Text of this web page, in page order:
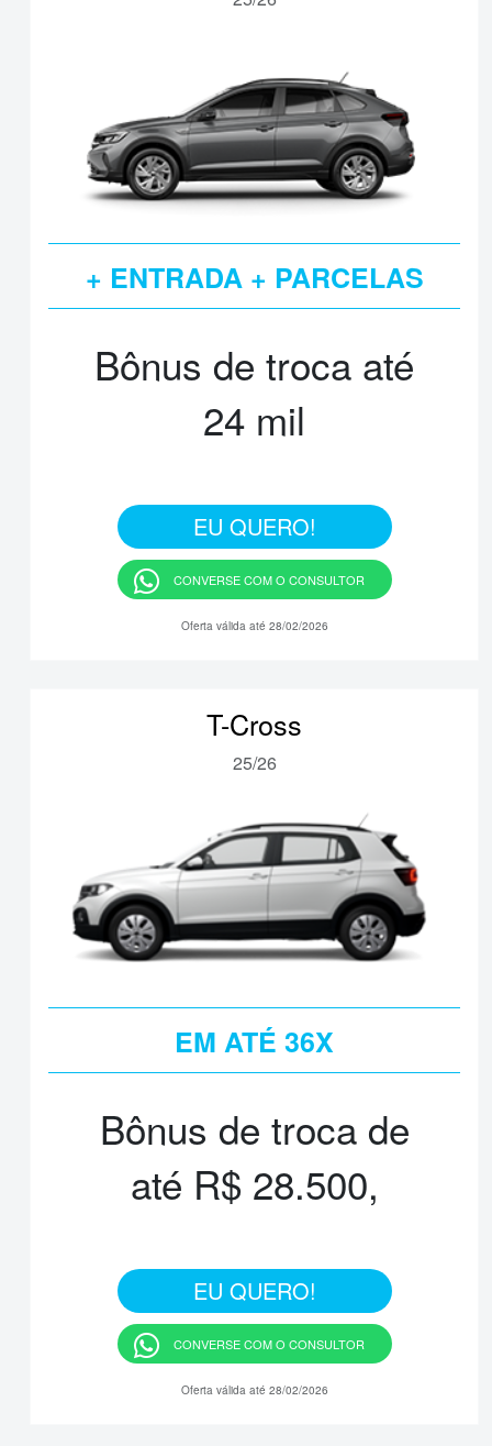
+ ENTRADA + PARCELAS
TAXA 0%
Bônus de troca até
24 mil
EU QUERO!
CONVERSE COM O CONSULTOR
Oferta válida até 28/02/2026
T-Cross
25/26
EM ATÉ 36X
TAXA 0%
Bônus de troca de
até R$ 28.500,
EU QUERO!
CONVERSE COM O CONSULTOR
Oferta válida até 28/02/2026